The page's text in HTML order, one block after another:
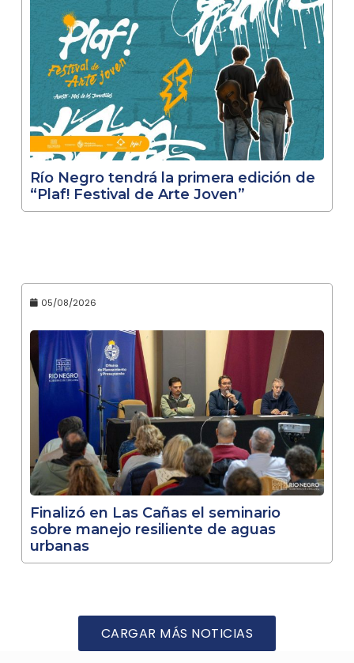
Río Negro tendrá la primera edición de
“Plaf! Festival de Arte Joven”
05/08/2026
Finalizó en Las Cañas el seminario
sobre manejo resiliente de aguas
urbanas
CARGAR MÁS NOTICIAS